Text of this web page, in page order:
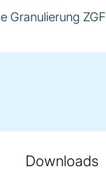
Granulierung ZGF
Downloads